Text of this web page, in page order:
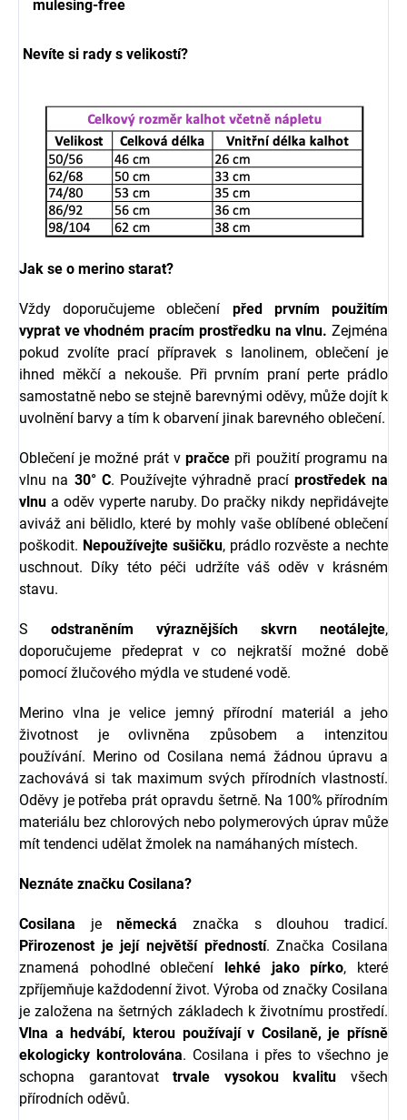
mulesing-free
Nevíte si rady s velikostí?
Jak se o merino starat?
Vždy doporučujeme oblečení před prvním použitím
vyprat ve vhodném pracím prostředku na vlnu. Zejména
pokud zvolíte prací přípravek s lanolinem, oblečení je
ihned měkčí a nekouše. Při prvním praní perte prádlo
samostatně nebo se stejně barevnými oděvy, může dojít k
uvolnění barvy a tím k obarvení jinak barevného oblečení.
Oblečení je možné prát vpračce při použití programu na
vlnu na 30° C. Používejte výhradně prací prostředek na
vlnu a oděv vyperte naruby. Do pračky nikdy nepřidávejte
aviváž ani bělidlo, které by mohly vaše oblíbené oblečení
poškodit. Nepoužívejte sušičku, prádlo rozvěste a nechte
uschnout. Díky této péči udržíte váš oděv v krásném
stavu.
S odstraněním výraznějších skvrn neotálejte,
doporučujeme předeprat v co nejkratší možné době
pomocí žlučového mýdla ve studené vodě.
Merino vlna je velice jemný přírodní materiál a jeho
životnost je ovlivněna způsobem a intenzitou
používání. Merino od Cosilana nemá žádnou úpravu a
zachovává si tak maximum svých přírodních vlastností.
Oděvy je potřeba prát opravdu šetrně. Na 100% přírodním
materiálu bez chlorových nebo polymerových úprav může
mít tendenci udělat žmolek na namáhaných místech.
Neznáte značku Cosilana?
Cosilana jeněmecká značka s dlouhou tradicí.
Přirozenost je její největší předností. Značka Cosilana
znamená pohodlné oblečení lehké jako pírko, které
zpříjemňuje každodenní život. Výroba od značky Cosilana
je založena na šetrných základech k životnímu prostředí.
Vlna a hedvábí, kterou používají v Cosilaně, je přísně
ekologicky kontrolována. Cosilana i přes to všechno je
schopna garantovattrvale vysokou kvalitu všech
přírodních oděvů.